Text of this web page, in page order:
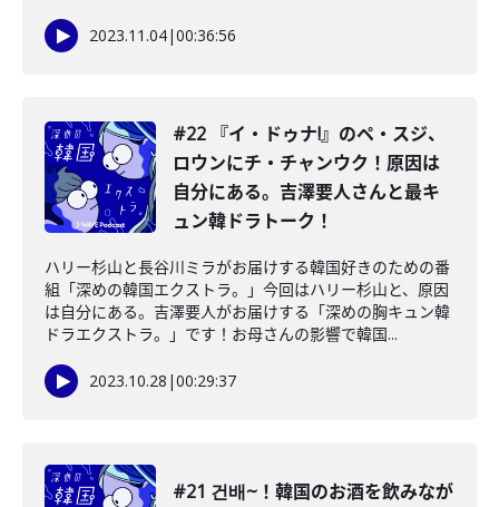
2023.11.04|00:36:56
#22 『イ・ドゥナ!』のペ・スジ、
ロウンにチ・チャンウク！原因は
自分にある。吉澤要人さんと最キ
ュン韓ドラトーク！
ハリー杉山と長谷川ミラがお届けする韓国好きのための番
組「深めの韓国エクストラ。」今回はハリー杉山と、原因
は自分にある。吉澤要人がお届けする「深めの胸キュン韓
ドラエクストラ。」です！お母さんの影響で韓国...
2023.10.28 |00:29:37
#21 건배~！韓国のお酒を飲みなが